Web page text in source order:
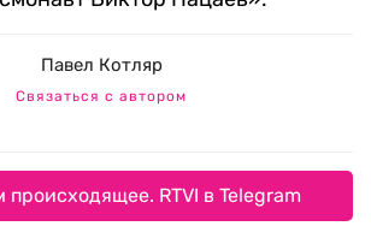
Павел Котляр
Связаться с автором
происходящее. RTVI в Telegram